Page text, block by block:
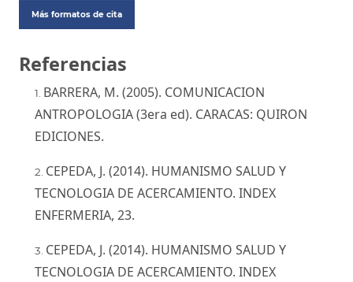
Más formatos de cita
Referencias
BARRERA, M. (2005). COMUNICACION
ANTROPOLOGIA (3era ed). CARACAS: QUIRON
EDICIONES.
CEPEDA, J. (2014). HUMANISMO SALUD Y
TECNOLOGIA DE ACERCAMIENTO. INDEX
ENFERMERIA, 23.
CEPEDA, J. (2014). HUMANISMO SALUD Y
TECNOLOGIA DE ACERCAMIENTO. INDEX